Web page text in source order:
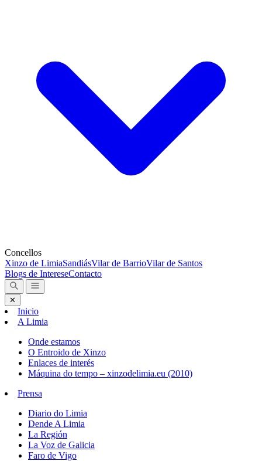
Concellos
Xinzo de LimiaSandiásVilar de BarrioVilar de Santos
Blogs de IntereseContacto
✕
Inicio
A Limia
Onde estamos
O Entroido de Xinzo
Enlaces de interés
Máquina do tempo – xinzodelimia.eu (2010)
Prensa
Diario do Limia
Dende A Limia
La Región
La Voz de Galicia
Faro de Vigo